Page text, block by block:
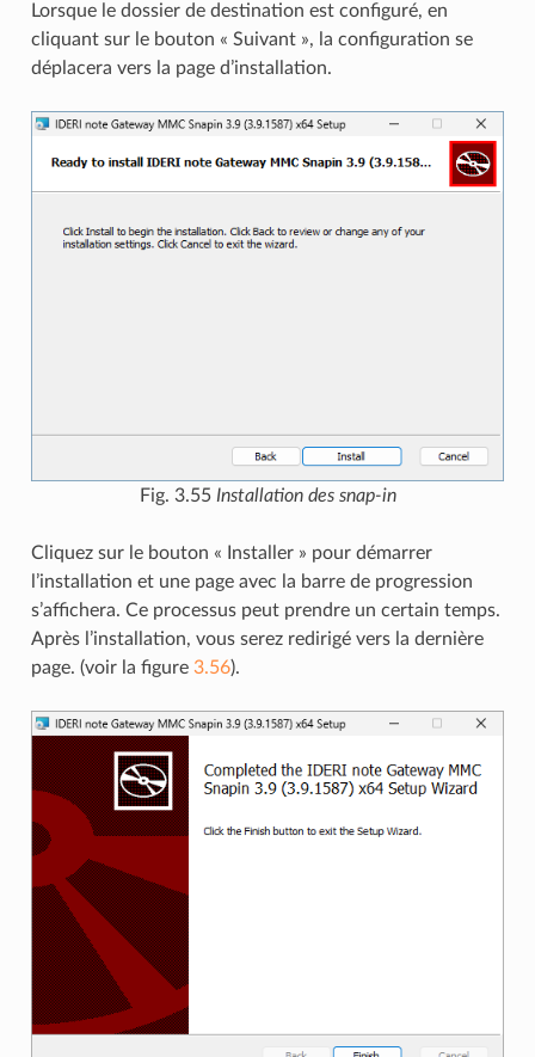
Lorsque le dossier de destination est configuré, en
cliquant sur le bouton « Suivant », la configuration se
déplacera vers la page d’installation.
Fig. 3.55 Installation des snap-in
Cliquez sur le bouton « Installer » pour démarrer
l’installation et une page avec la barre de progression
s’affichera. Ce processus peut prendre un certain temps.
Après l’installation, vous serez redirigé vers la dernière
page. (voir la figure 3.56).